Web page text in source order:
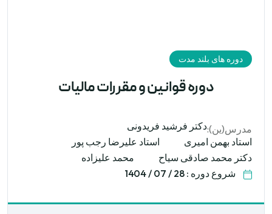
دوره های بلند مدت
دوره قوانین و مقررات مالیات
مدرس(ین):دکتر فرشید فریدونی
استاد بهمن امیری
استاد علیرضا رجب پور
دکتر محمد صادقی سیاح
محمد علیزاده
شروع دوره : 28 / 07 / 1404